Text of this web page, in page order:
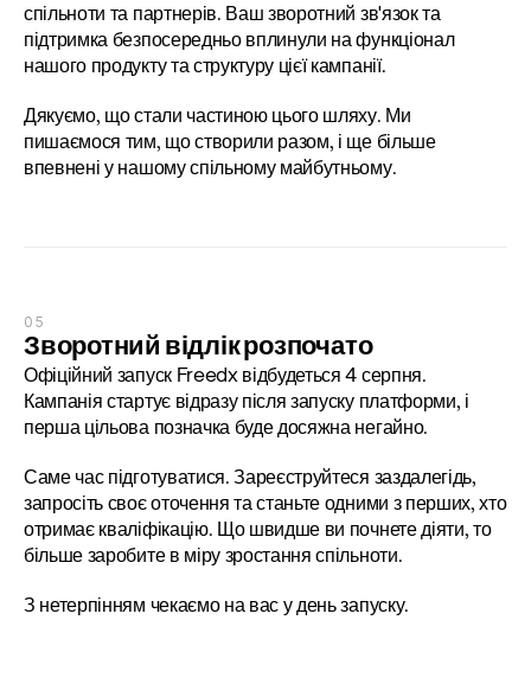
спільноти та партнерів. Ваш зворотний зв'язок та
підтримка безпосередньо вплинули на функціонал
нашого продукту та структуру цієї кампанії.
Дякуємо, що стали частиною цього шляху. Ми
пишаємося тим, що створили разом, і ще більше
впевнені у нашому спільному майбутньому.
05
Зворотний відлік розпочато
Офіційний запуск Freedx відбудеться 4 серпня.
Кампанія стартує відразу після запуску платформи, і
перша цільова позначка буде досяжна негайно.
Саме час підготуватися. Зареєструйтеся заздалегідь,
запросіть своє оточення та станьте одними з перших, хто
отримає кваліфікацію. Що швидше ви почнете діяти, то
більше заробите в міру зростання спільноти.
З нетерпінням чекаємо на вас у день запуску.